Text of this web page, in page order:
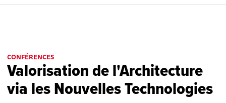
CONFÉRENCES
Valorisation de l'Architecture
via les Nouvelles Technologies